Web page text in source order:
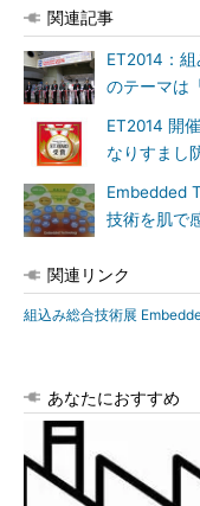
関連記事
ET2014：
のテーマは
ET2014 開
なりすまし
Embedded
技術を肌で
関連リンク
組込み総合技術展
あなたにおすすめ